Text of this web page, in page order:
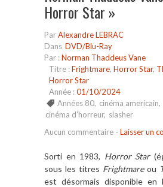
Horror Star »
ParAlexandre LEBRAC
Dans DVD/Blu-Ray
Par :Norman Thaddeus Vane
Titre :Frightmare, Horror Star,
Horror Star
Année :01/10/2024
Années 80, cinéma americain,
cinéma d'horreur, slasher
Aucun commentaire - Laisser un
Sorti en 1983, Horror Star
sous les titres Frightmareou
est désormais disponible en